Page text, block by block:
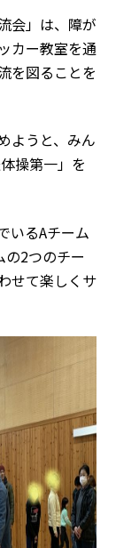
会」は、障が
カー教室を通
を図ることを
ようと、みん
操第一」を
いるAチーム
の2つのチー
せて楽しくサ